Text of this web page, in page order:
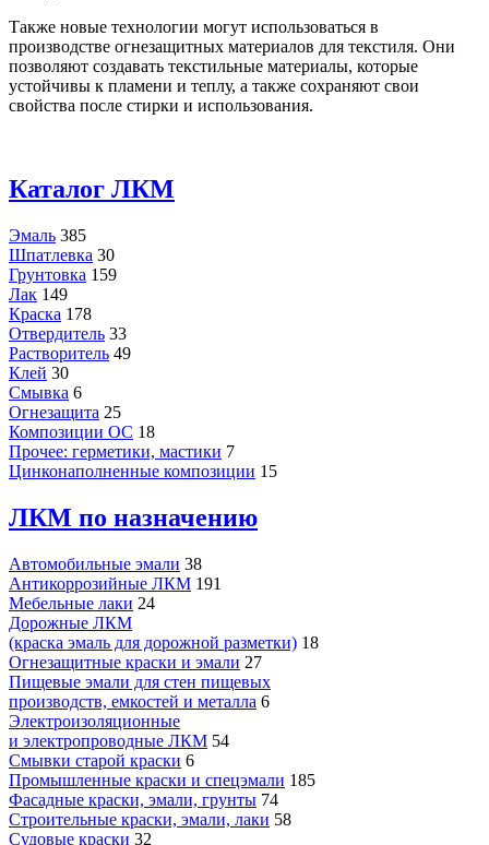
Также новые технологии могут использоваться в
производстве огнезащитных материалов для текстиля. Они
позволяют создавать текстильные материалы, которые
устойчивы к пламени и теплу, а также сохраняют свои
свойства после стирки и использования.
Каталог ЛКМ
Эмаль 385
Шпатлевка 30
Грунтовка 159
Лак 149
Краска 178
Отвердитель 33
Растворитель 49
Клей 30
Смывка 6
Огнезащита 25
Композиции ОС 18
Прочее: герметики, мастики 7
Цинконаполненные композиции 15
ЛКМ по назначению
Автомобильные эмали 38
Антикоррозийные ЛКМ 191
Мебельные лаки 24
Дорожные ЛКМ
(краска эмаль для дорожной разметки) 18
Огнезащитные краски и эмали 27
Пищевые эмали для стен пищевых
производств, емкостей и металла 6
Электроизоляционные
и электропроводные ЛКМ 54
Смывки старой краски 6
Промышленные краски и спецэмали 185
Фасадные краски, эмали, грунты 74
Строительные краски, эмали, лаки 58
Судовые краски 32